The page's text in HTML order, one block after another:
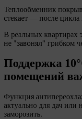
Теплообменник
стекает — после цикла
В реальных квартирах
не "завонял" грибком
Поддержка
помещений
Функция
актуально для дач или
заморозить.